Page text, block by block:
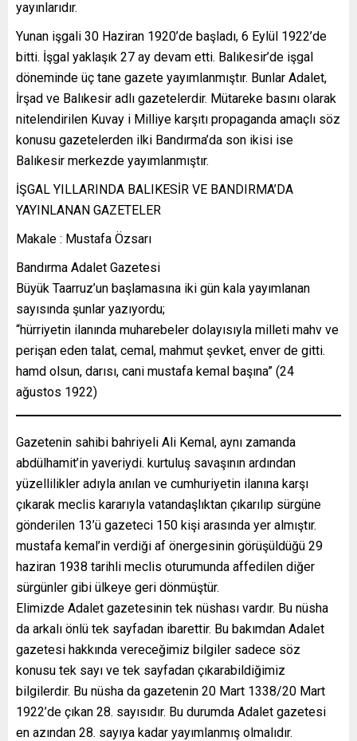
yayınlarıdır.
Yunan işgali 30 Haziran 1920’de başladı, 6 Eylül 1922’de
bitti. İşgal yaklaşık 27 ay devam etti. Balıkesir’de işgal
döneminde üç tane gazete yayımlanmıştır. Bunlar Adalet,
İrşad ve Balıkesir adlı gazetelerdir. Mütareke basını olarak
nitelendirilen Kuvay i Milliye karşıtı propaganda amaçlı söz
konusu gazetelerden ilki Bandırma’da son ikisi ise
Balıkesir merkezde yayımlanmıştır.
İŞGAL YILLARINDA BALIKESİR VE BANDIRMA’DA
YAYINLANAN GAZETELER
Makale : Mustafa Özsarı
Bandırma Adalet Gazetesi
Büyük Taarruz’un başlamasına iki gün kala yayımlanan
sayısında şunlar yazıyordu;
“hürriyetin ilanında muharebeler dolayısıyla milleti mahv ve
perişan eden talat, cemal, mahmut şevket, enver de gitti.
hamd olsun, darısı, cani mustafa kemal başına” (24
ağustos 1922)
Gazetenin sahibi bahriyeli Ali Kemal, aynı zamanda
abdülhamit’in yaveriydi. kurtuluş savaşının ardından
yüzellilikler adıyla anılan ve cumhuriyetin ilanına karşı
çıkarak meclis kararıyla vatandaşlıktan çıkarılıp sürgüne
gönderilen 13’ü gazeteci 150 kişi arasında yer almıştır.
mustafa kemal’in verdiği af önergesinin görüşüldüğü 29
haziran 1938 tarihli meclis oturumunda affedilen diğer
sürgünler gibi ülkeye geri dönmüştür.
Elimizde Adalet gazetesinin tek nüshası vardır. Bu nüsha
da arkalı önlü tek sayfadan ibarettir. Bu bakımdan Adalet
gazetesi hakkında vereceğimiz bilgiler sadece söz
konusu tek sayı ve tek sayfadan çıkarabildiğimiz
bilgilerdir. Bu nüsha da gazetenin 20 Mart 1338/20 Mart
1922’de çıkan 28. sayısıdır. Bu durumda Adalet gazetesi
en azından 28. sayıya kadar yayımlanmış olmalıdır.